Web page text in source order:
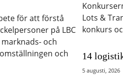
för att förstå
på LBC
och
och
Lots &
konkurs
14
5 augusti, 2026